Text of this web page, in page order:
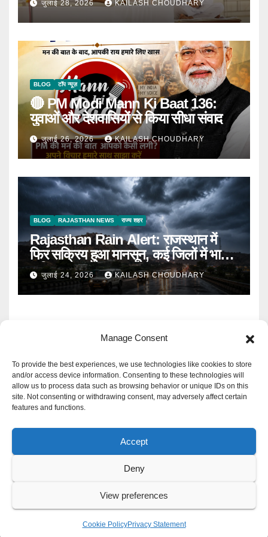
Manage Consent
To provide the best experiences, we use technologies like cookies to store
and/or access device information. Consenting to these technologies will
allow us to process data such as browsing behavior or unique IDs on this
site. Not consenting or withdrawing consent, may adversely affect certain
features and functions.
Accept
Deny
View preferences
Cookie PolicyPrivacy Statement
जुलाई 28, 2026 KAILASH CHOUDHARY
BLOG टॉप न्यूज़
🔴 PM Modi Mann Ki Baat 136:
युवाओं और देशवासियों से किया सीधा संवाद
जुलाई 26, 2026 KAILASH CHOUDHARY
BLOG RAJASTHAN NEWS राज्य शहर
Rajasthan Rain Alert: राजस्थान में
फिर सक्रिय हुआ मानसून, कई जिलों में भारी
बारिश का Alert
जुलाई 24, 2026 KAILASH CHOUDHARY
Mangal Media News
हर खबर पर नजर